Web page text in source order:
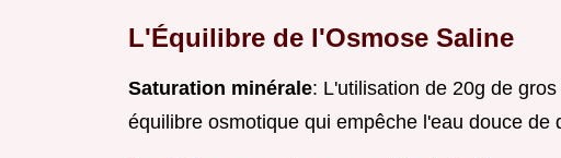
L'Équilibre de l'Osmose Saline
Saturation minérale: L'utilisation de 20g de
équilibre osmotique qui empêche l'eau douce